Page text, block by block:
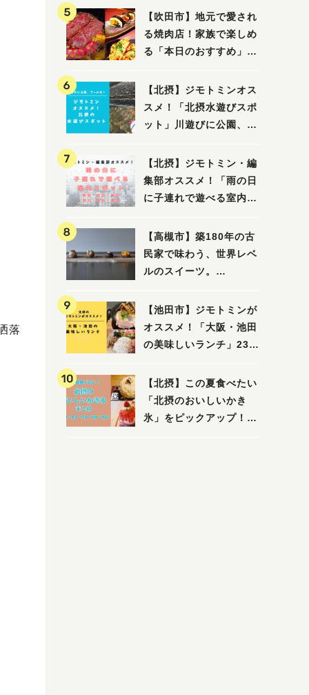
落
【吹田市】地元で愛され
る焼肉店！家族で楽しめ
る「本日のおすすめ」で
【北摂】ジモトミンオス
スメ！「北摂水遊びスポ
ット」川遊びに公園、プ
吹田・茨木・高槻）
【北摂】ジモトミン・編
集部オススメ！「雨の日
に子連れで遊べる室内ス
箕面・吹田・豊中・茨
木・池田）
【高槻市】築180年の古
民家で味わう、世界レベ
ルのスイーツ。
月3日にオープン！（教
えたい/教えて）
【池田市】ジモトミンが
オススメ！「大阪・池田
の美味しいランチ」23
【北摂】この夏食べたい
「北摂のおいしいかき
氷」をピックアップ！